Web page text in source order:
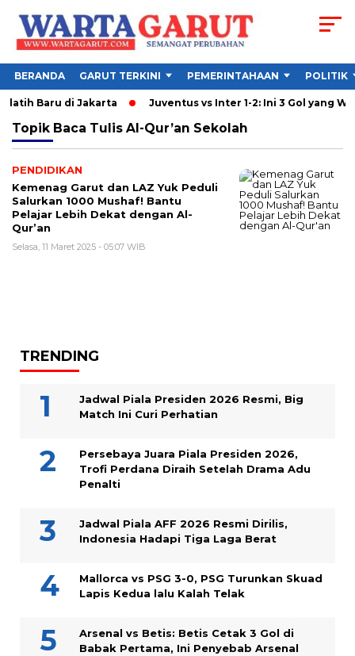
BERANDA GARUT TERKINI PEMERINTAHAAN POLITIK
Baru di Jakarta Juventus vs Inter 1-2: Ini 3 Gol yang
Topik Baca Tulis Al-Qur’an Sekolah
PENDIDIKAN
Kemenag Garut dan LAZ Yuk Peduli
Salurkan 1000 Mushaf! Bantu
Pelajar Lebih Dekat dengan Al-
Qur’an
Selasa, 11 Maret 2025 - 05:07 WIB
TRENDING
Jadwal Piala Presiden 2026 Resmi, Big
Match Ini Curi Perhatian
Persebaya Juara Piala Presiden 2026,
Trofi Perdana Diraih Setelah Drama Adu
Penalti
Jadwal Piala AFF 2026 Resmi Dirilis,
Indonesia Hadapi Tiga Laga Berat
Mallorca vs PSG 3-0, PSG Turunkan Skuad
Lapis Kedua lalu Kalah Telak
Arsenal vs Betis: Betis Cetak 3 Gol di
Babak Pertama, Ini Penyebab Arsenal